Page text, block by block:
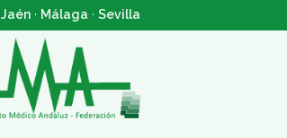
Jaén · Málaga · Sevilla